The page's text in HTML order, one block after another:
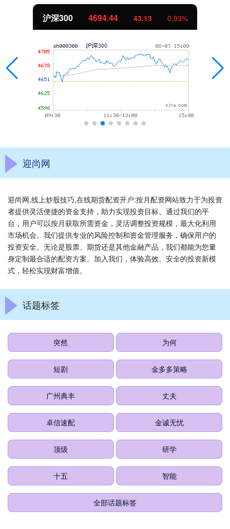
沪深300 4694.44 43.13 0.93%
迎尚网
迎尚网,线上炒股技巧,在线期货配资开户:按月配资网站致力于为投资
者提供灵活便捷的资金支持，助力实现投资目标。通过我们的平
台，用户可以按月获取所需资金，灵活调整投资规模，最大化利用
市场机会。我们提供专业的风险控制和资金管理服务，确保用户的
投资安全。无论是股票、期货还是其他金融产品，我们都能为您量
身定制最合适的配资方案。加入我们，体验高效、安全的投资新模
式，轻松实现财富增值。
话题标签
突然 为何
短剧 金多多策略
广州典丰 丈夫
卓信速配 金诚无忧
顶级 研学
十五 智能
全部话题标签